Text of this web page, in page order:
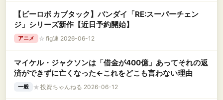
【ビーロボ カブタック】バンダイ「RE:スーパーチェン
ジ」シリーズ新作【近日予約開始】
アニメ ☆ fig速 2026-06-12
マイケル・ジャクソンは「借金が400億」あってそれの返
済ができずに亡くなった←これをどこも言わない理由
一般 ★ 投資ちゃんねる 2026-06-12